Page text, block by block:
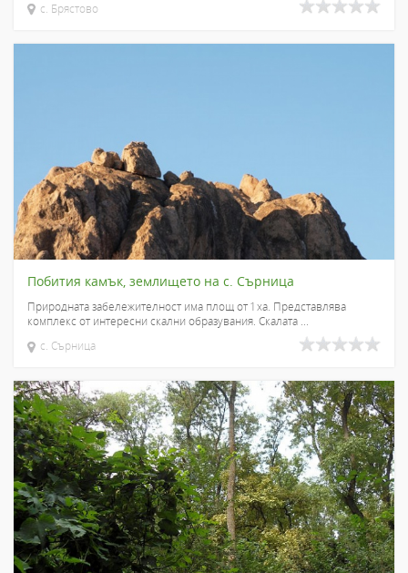
с. Брястово
Побития камък, землището на с. Сърница
Природната забележителност има площ от 1 ха. Представлява
комплекс от интересни скални образувания. Скалата ...
с. Сърница